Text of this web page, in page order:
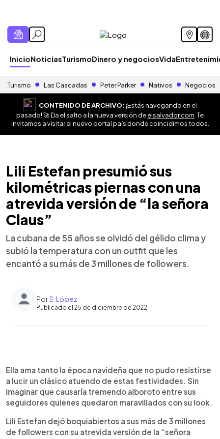
InicioNoticiasTurismoDinero y negociosVida
Turismo Las Cascadas Peter Parker Nativos Negocios
CONTENIDO DE ARCHIVO:¡Estás navegando en el
pasado! 🚀 Da el salto a la nueva versión deelsalvador.com . Te
invitamos a visitar el nuevo portal país donde coincidimos todos.
Lili Estefan presumió sus
kilométricas piernas con una
atrevida versión de “la señora
Claus”
La cubana de 55 años se olvidó del gélido clima y
subió la temperatura con un outfit que les
encantó a su más de 3 millones de followers.
PorS. López
Publicado el 25 de diciembre de 2022
Escuchar artículo
Ella ama tanto la época navideña que no pudo resistirse
a lucir un clásico atuendo de estas festividades. Sin
imaginar que causaría tremendo alboroto entre sus
seguidores quienes quedaron maravillados con su look.
Lili Estefan dejó boquiabiertos a sus más de 3 millones
de followers con su atrevida versión de la “señora